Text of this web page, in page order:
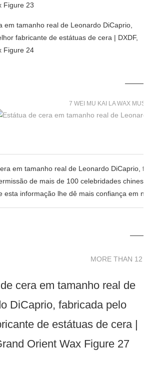
7 WEI MU KAI LA WAX
de mais de 100 celebridades
esta informação lhe dê mais confiança em
MORE THAN 12